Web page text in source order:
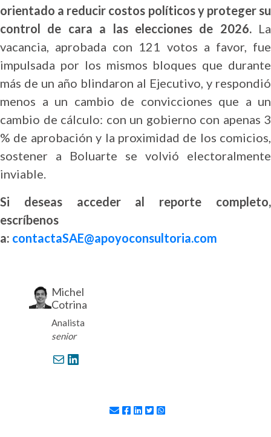
orientado a reducir costos políticos y proteger su
control de cara a las elecciones de 2026. La
vacancia, aprobada con 121 votos a favor, fue
impulsada por los mismos bloques que durante
más de un año blindaron al Ejecutivo, y respondió
menos a un cambio de convicciones que a un
cambio de cálculo: con un gobierno con apenas 3
% de aprobación y la proximidad de los comicios,
sostener a Boluarte se volvió electoralmente
inviable.
Si deseas acceder al reporte completo,
escríbenos
a: contactaSAE@apoyoconsultoria.com
Michel
Cotrina
Analista
senior
Correo electrónico LinkedIn